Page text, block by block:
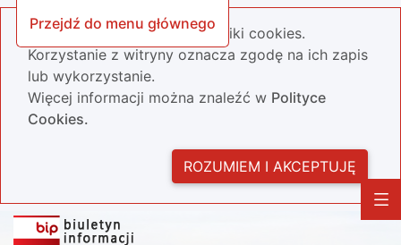
Przejdź do menu głównego
Nasza strona wykorzystuje pliki cookies.
Korzystanie z witryny oznacza zgodę na ich zapis
lub wykorzystanie.
Więcej informacji można znaleźć w Polityce
Cookies.
ROZUMIEM I AKCEPTUJĘ